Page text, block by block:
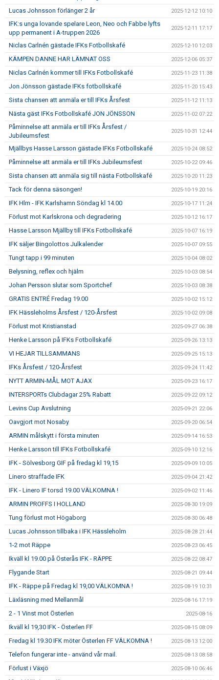
Lucas Johnsson förlänger 2 år 2025-12-12 10:10
IFK:s unga lovande spelare Leon, Neo och Fabbe lyfts
upp permanent i A-truppen 2026
2025-12-11 17:17
Niclas Carlnén gästade IFKs Fotbollskafé 2025-12-10 12:03
KÄMPEN DANNE HAR LÄMNAT OSS 2025-12-06 05:37
Niclas Carlnén kommer till IFKs Fotbollskafé 2025-11-23 11:38
Jon Jönsson gästade IFKs fotbollskafé 2025-11-20 15:43
Sista chansen att anmäla er till IFKs Årsfest 2025-11-12 11:13
Nästa gäst IFKs Fotbollskafé JON JÖNSSON 2025-11-02 07:22
Påminnelse att anmäla er till IFKs Årsfest /
Jubileumsfest
2025-10-31 12:44
Mjällbys Hasse Larsson gästade IFKs Fotbollskafé 2025-10-24 08:52
Påminnelse att anmäla er till IFKs Jubileumsfest 2025-10-22 09:46
Sista chansen att anmäla sig till nästa Fotbollskafé 2025-10-20 11:23
Tack för denna säsongen! 2025-10-19 20:16
IFK Hlm - IFK Karlshamn Söndag kl 14.00 2025-10-17 11:24
Förlust mot Karlskrona och degradering 2025-10-12 16:17
Hasse Larsson Mjällby till IFKs Fotbollskafé 2025-10-07 16:19
IFK säljer Bingolottos Julkalender 2025-10-07 09:55
Tungt tapp i 99 minuten 2025-10-04 08:02
Belysning, reflex och hjälm 2025-10-03 08:54
Johan Persson slutar som Sportchef 2025-10-03 08:38
GRATIS ENTRÉ Fredag 19.00 2025-10-02 15:12
IFK Hässleholms Årsfest / 120-Årsfest 2025-10-02 09:08
Förlust mot Kristianstad 2025-09-27 06:38
Henke Larsson på IFKs Fotbollskafé 2025-09-26 13:13
VI HEJAR TILLSAMMANS 2025-09-25 15:13
IFKs Årsfest / 120-Årsfest 2025-09-24 11:42
NYTT ARMIN-MÅL MOT AJAX 2025-09-23 16:17
INTERSPORTs Clubdagar 25% Rabatt 2025-09-22 09:12
Levins Cup Avslutning 2025-09-21 22:06
Oavgjort mot Nosaby 2025-09-20 06:54
ARMIN målskytt i första minuten 2025-09-14 16:53
Henke Larsson till IFKs Fotbollskafé 2025-09-10 12:16
IFK - Sölvesborg GIF på fredag kl 19,15 2025-09-09 10:05
Linero straffade IFK 2025-09-04 21:42
IFK - Linero IF torsd 19.00 VÄLKOMNA ! 2025-09-02 11:46
ARMIN PROFFS I HOLLAND 2025-08-30 19:09
Tung förlust mot Högaborg 2025-08-30 06:48
Lucas Johnsson tillbaka i IFK Hässleholm 2025-08-28 21:44
1-2 mot Räppe 2025-08-23 06:45
Ikväll kl 19.00 på Österås IFK - RÄPPE 2025-08-22 08:47
Flygande Start 2025-08-21 09:44
IFK - Räppe på Fredag kl 19,00 VÄLKOMNA ! 2025-08-19 10:31
Läxläsning med Mellanmål 2025-08-16 17:19
2 - 1 Vinst mot Österlen 2025-08-16
Ikväll kl 19,30 IFK - Österlen FF 2025-08-15 08:09
Fredag kl 19.30 IFK möter Österlen FF VÄLKOMNA ! 2025-08-13 12:00
Telefon fungerar inte - använd vår mail. 2025-08-13 08:58
Förlust i Växjö 2025-08-10 06:46